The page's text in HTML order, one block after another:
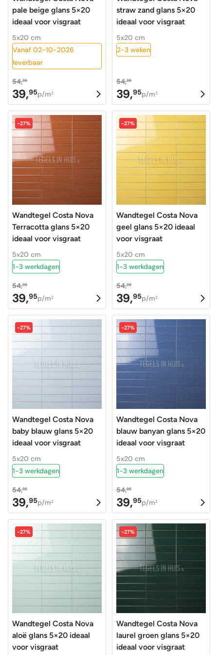
pale beige glans 5×20
ideaal voor visgraat
5x20 cm
Vanaf 02-10-2026
leverbaar
54,95
Oorspronkelijke
prijs
was:
54,95.
39,95
Huidige
prijs
is:
39,95.
p/m2
straw zand glans 5×20
ideaal voor visgraat
5x20 cm
2-3 weken
54,95
Oorspronkelijke
prijs
was:
54,95.
39,95
Huidige
prijs
is:
39,95.
p/m2
-27%
Wandtegel Costa Nova
Terracotta glans 5×20
ideaal voor visgraat
5x20 cm
1-3 werkdagen
54,95
Oorspronkelijke
prijs
was:
54,95.
39,95
Huidige
prijs
is:
39,95.
p/m2
-27%
Wandtegel Costa Nova
geel glans 5×20 ideaal
voor visgraat
5x20 cm
1-3 werkdagen
54,95
Oorspronkelijke
prijs
was:
54,95.
39,95
Huidige
prijs
is:
39,95.
p/m2
-27%
Wandtegel Costa Nova
baby blauw glans 5×20
ideaal voor visgraat
5x20 cm
1-3 werkdagen
54,95
Oorspronkelijke
prijs
was:
54,95.
39,95
Huidige
prijs
is:
39,95.
p/m2
-27%
Wandtegel Costa Nova
blauw banyan glans 5×20
ideaal voor visgraat
5x20 cm
1-3 werkdagen
54,95
Oorspronkelijke
prijs
was:
54,95.
39,95
Huidige
prijs
is:
39,95.
p/m2
-27%
Wandtegel Costa Nova
aloë glans 5×20 ideaal
voor visgraat
-27%
Wandtegel Costa Nova
laurel groen glans 5×20
ideaal voor visgraat